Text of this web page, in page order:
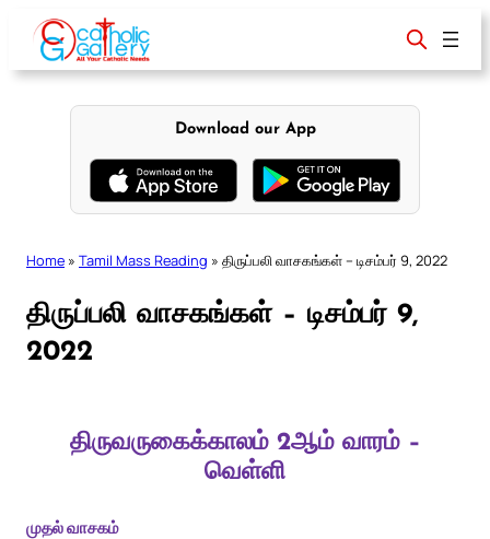
content
Download our App
Home » Tamil Mass Reading » திருப்பலி வாசகங்கள் – டிசம்பர் 9, 2022
திருப்பலி வாசகங்கள் – டிசம்பர் 9,
2022
திருவருகைக்காலம் 2ஆம் வாரம் –
வெள்ளி
முதல் வாசகம்